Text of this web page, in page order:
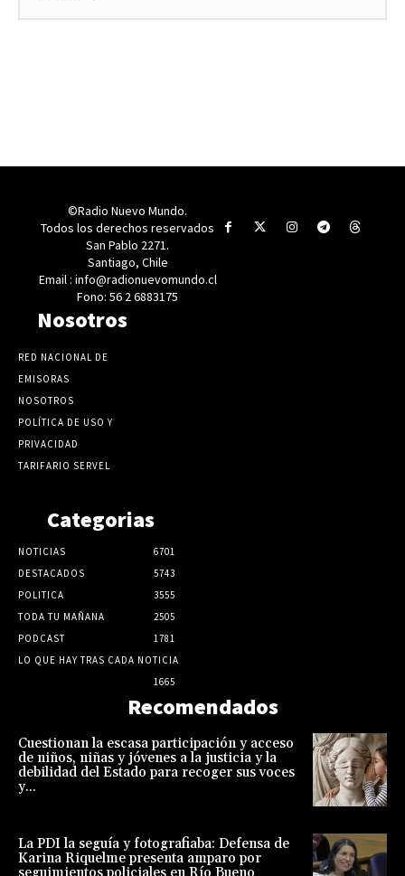
©Radio Nuevo Mundo.
Todos los derechos reservados
San Pablo 2271.
Santiago, Chile
Email : info@radionuevomundo.cl
Fono: 56 2 6883175
Nosotros
RED NACIONAL DE
EMISORAS
NOSOTROS
POLÍTICA DE USO Y
PRIVACIDAD
TARIFARIO SERVEL
Categorias
NOTICIAS
6701
DESTACADOS
5743
POLITICA
3555
TODA TU MAÑANA
2505
PODCAST
1781
LO QUE HAY TRAS CADA NOTICIA
1665
Recomendados
Cuestionan la escasa participación y acceso
de niños, niñas y jóvenes a la justicia y la
debilidad del Estado para recoger sus voces
y...
La PDI la seguía y fotografiaba: Defensa de
Karina Riquelme presenta amparo por